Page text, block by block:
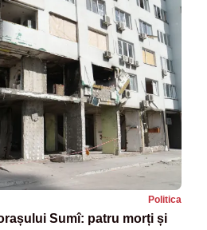
Politica
Sumî: patru morți și